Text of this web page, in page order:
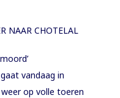
NAAR CHOTELAL
vandaag in
weer op volle toeren